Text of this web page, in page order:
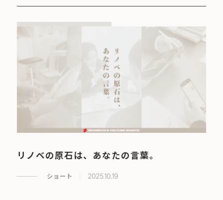
リノベの原石は、あなたの言葉。
ショート 2025.10.19